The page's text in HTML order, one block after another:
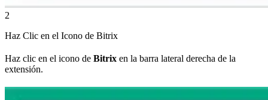
2
Haz Clic en el Icono de Bitrix
Haz clic en el icono de Bitrix en la barra lateral derecha de la
extensión.